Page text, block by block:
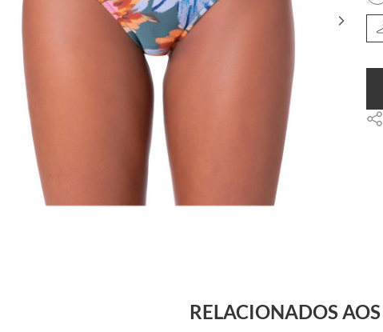
RELACIONADOS AOS